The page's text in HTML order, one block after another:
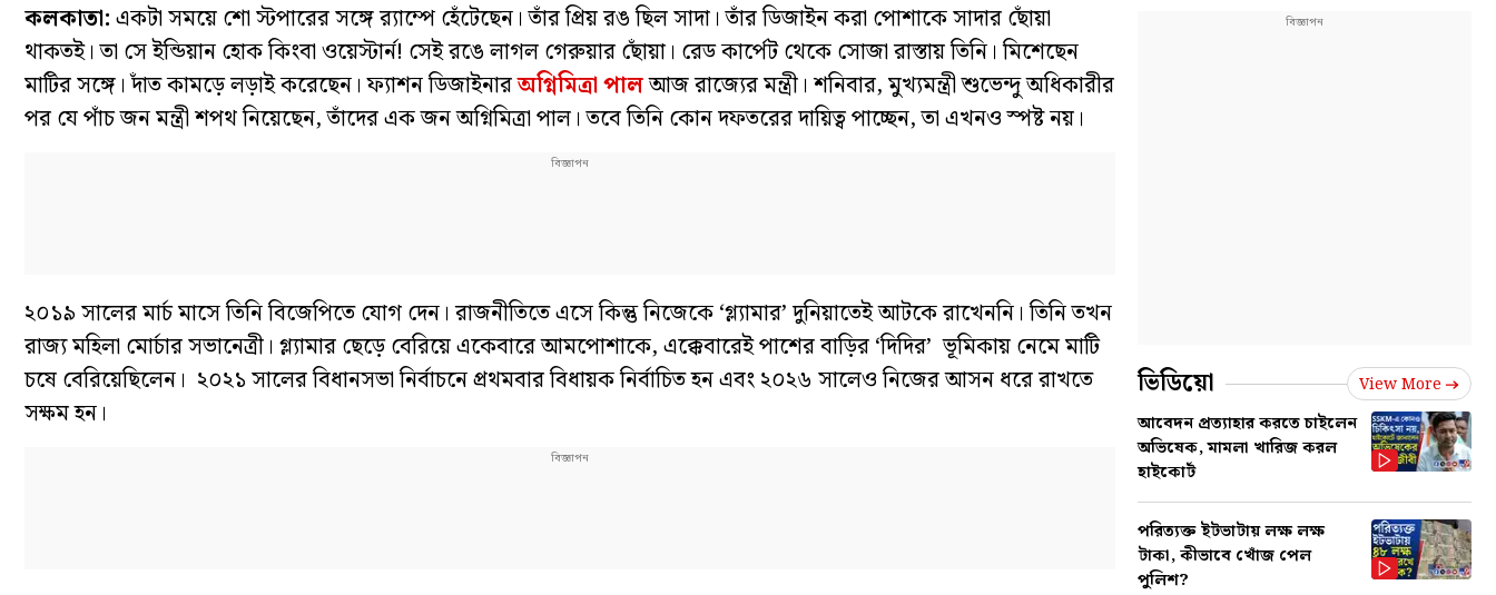
কলকাতা:একটা সময়ে শো স্টপারের সঙ্গে র‌্যাম্পে হেঁটেছেন। তাঁর প্রিয় রঙ ছিল সাদা। তাঁর ডিজাইন করা পোশাকে সাদার ছোঁয়া
থাকতই। তা সে ইন্ডিয়ান হোক কিংবা ওয়েস্টার্ন! সেই রঙে লাগল গেরুয়ার ছোঁয়া। রেড কার্পেট থেকে সোজা রাস্তায় তিনি। মিশেছেন
মাটির সঙ্গে। দাঁত কামড়ে লড়াই করেছেন। ফ্যাশন ডিজাইনারঅগ্নিমিত্রা পালআজ রাজ্যের মন্ত্রী। শনিবার, মুখ্যমন্ত্রী শুভেন্দু অধিকারীর
পর যে পাঁচ জন মন্ত্রী শপথ নিয়েছেন, তাঁদের এক জন অগ্নিমিত্রা পাল। তবে তিনি কোন দফতরের দায়িত্ব পাচ্ছেন, তা এখনও স্পষ্ট নয়।
২০১৯ সালের মার্চ মাসে তিনি বিজেপিতে যোগ দেন। রাজনীতিতে এসে কিন্তু নিজেকে ‘গ্ল্যামার’ দুনিয়াতেই আটকে রাখেননি। তিনি তখন
রাজ্য মহিলা মোর্চার সভানেত্রী। গ্ল্যামার ছেড়ে বেরিয়ে একেবারে আমপোশাকে, এক্কেবারেই পাশের বাড়ির ‘দিদির’ ভূমিকায় নেমে মাটি
চষে বেরিয়েছিলেন। ২০২১ সালের বিধানসভা নির্বাচনে প্রথমবার বিধায়ক নির্বাচিত হন এবং ২০২৬ সালেও নিজের আসন ধরে রাখতে
সক্ষম হন।
ভিডিয়ো View More
আবেদন প্রত্যাহার করতে চাইলেন
অভিষেক, মামলা খারিজ করল
হাইকোর্ট
পরিত্যক্ত ইটভাটায় লক্ষ লক্ষ
টাকা, কীভাবে খোঁজ পেল
পুলিশ?